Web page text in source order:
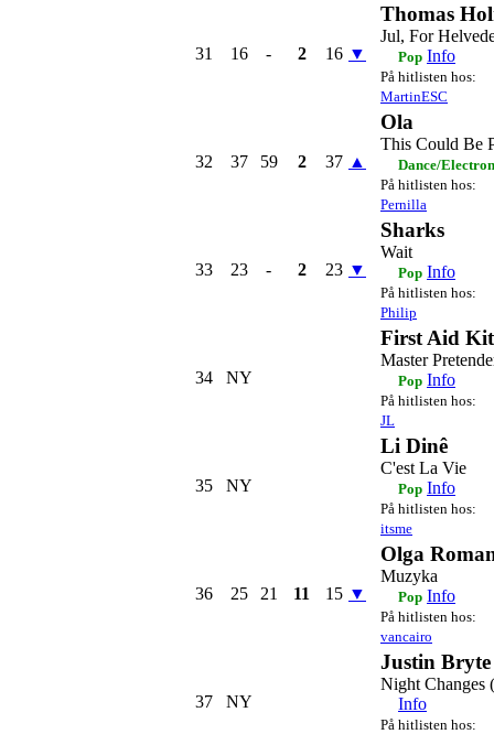
31 16 - 2 16 ▼
Thomas
Jul, For
Pop Info
På hitlisten hos:
MartinESC
32 37 59 2 37 ▲
Ola
This Could Be
Dance/
På hitlisten hos:
Pernilla
33 23 - 2 23 ▼
Sharks
Wait
Pop Info
På hitlisten hos:
Philip
34 NY
First Aid Kit
Master
Pop Info
På hitlisten hos:
JL
35 NY
Li Dinê
C'est La Vie
Pop Info
På hitlisten hos:
itsme
36 25 21 11 15 ▼
Olga
Muzyka
Pop Info
På hitlisten hos:
vancairo
37 NY
Justin Bryte
Night Changes
Info
På hitlisten hos: